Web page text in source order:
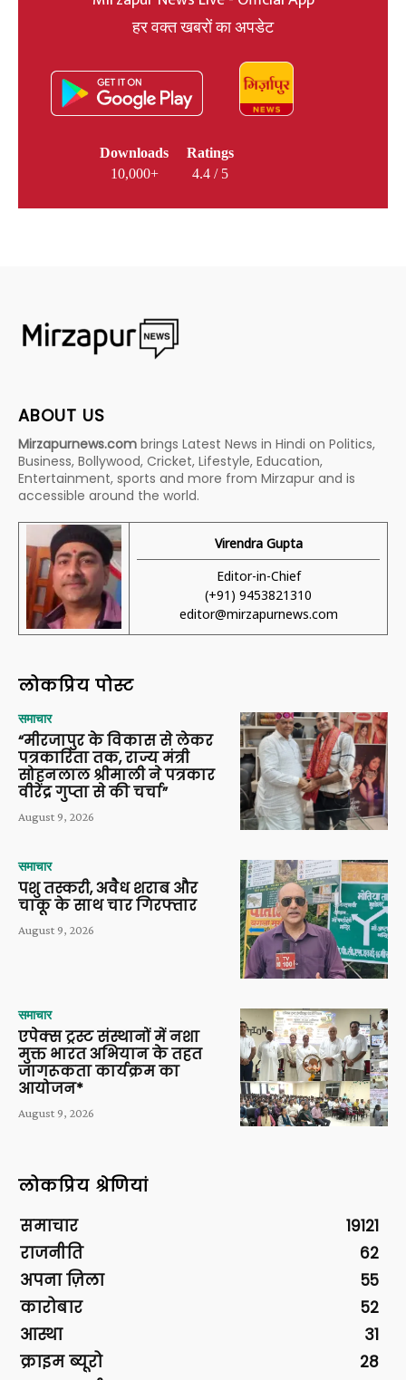
हर वक्त खबरों का अपडेट
Downloads
10,000+
Ratings
4.4 / 5
ABOUT US
Mirzapurnews.com brings Latest News in Hindi on Politics,
Business, Bollywood, Cricket, Lifestyle, Education,
Entertainment, sports and more from Mirzapur and is
accessible around the world.
Virendra Gupta
Editor-in-Chief
(+91) 9453821310
editor@mirzapurnews.com
लोकप्रिय पोस्ट
समाचार
“मीरजापुर के विकास से लेकर
पत्रकारिता तक, राज्य मंत्री
सोहनलाल श्रीमाली ने पत्रकार
वीरेंद्र गुप्ता से की चर्चा”
August 9, 2026
समाचार
पशु तस्करी, अवैध शराब और
चाकू के साथ चार गिरफ्तार
August 9, 2026
समाचार
एपेक्स ट्रस्ट संस्थानों में नशा
मुक्त भारत अभियान के तहत
जागरूकता कार्यक्रम का
आयोजन*
August 9, 2026
लोकप्रिय श्रेणियां
समाचार
19121
राजनीति
62
अपना ज़िला
55
कारोबार
52
आस्था
31
क्राइम ब्यूरो
28